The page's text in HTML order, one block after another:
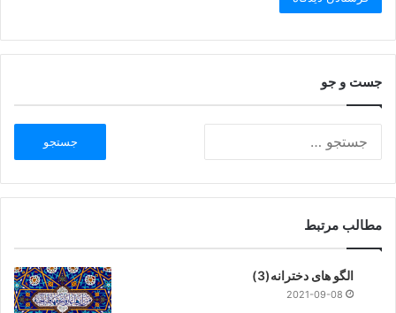
جست و جو
مطالب مرتبط
الگو های دخترانه(3)
2021-09-08